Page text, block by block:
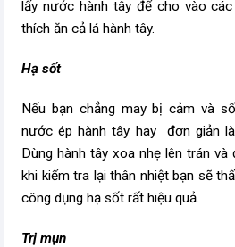
lấy nước hành tây để cho vào
thích ăn cả lá hành tây.
Hạ sốt
Nếu bạn chẳng may bị cảm và
nước ép hành tây hay đơn giản
Dùng hành tây xoa nhẹ lên trán
khi kiểm tra lại thân nhiệt bạn sẽ
công dụng hạ sốt rất hiệu quả.
Trị mụn